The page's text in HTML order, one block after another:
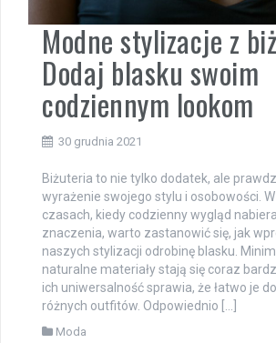
Modne stylizacje z
Dodaj blasku swoim
codziennym lookom
30 grudnia 2021
Biżuteria to nie tylko dodatek, ale
wyrażenie swojego stylu i osobowości.
czasach, kiedy codzienny wygląd
znaczenia, warto zastanowić się, jak
naszych stylizacji odrobinę blasku.
naturalne materiały stają się coraz
ich uniwersalność sprawia, że łatwo je
różnych outfitów. Odpowiednio […]
Moda